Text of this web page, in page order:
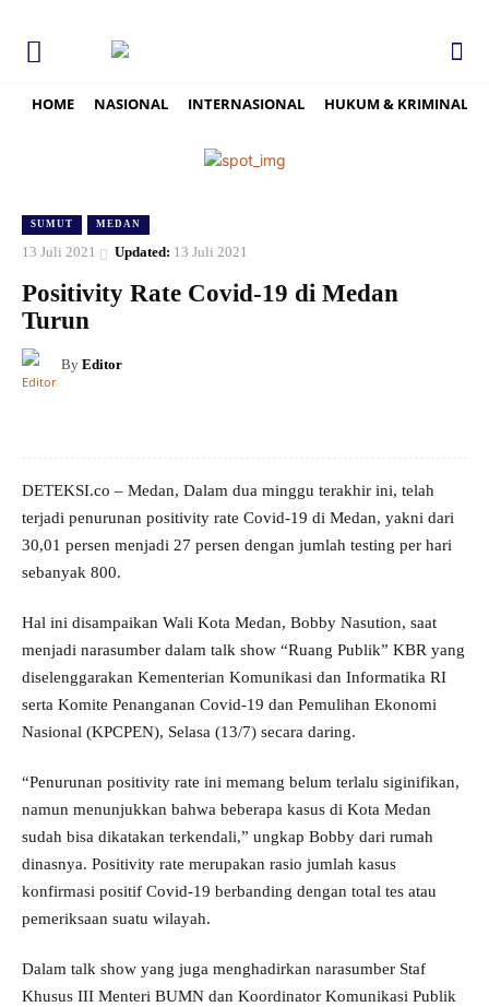
HOME NASIONAL INTERNASIONAL HUKUM & KRIMINAL
SUMUT MEDAN
13 Juli 2021 Updated: 13 Juli 2021
Positivity Rate Covid-19 di Medan
Turun
By Editor
DETEKSI.co – Medan, Dalam dua minggu terakhir ini, telah
terjadi penurunan positivity rate Covid-19 di Medan, yakni dari
30,01 persen menjadi 27 persen dengan jumlah testing per hari
sebanyak 800.
Hal ini disampaikan Wali Kota Medan, Bobby Nasution, saat
menjadi narasumber dalam talk show “Ruang Publik” KBR yang
diselenggarakan Kementerian Komunikasi dan Informatika RI
serta Komite Penanganan Covid-19 dan Pemulihan Ekonomi
Nasional (KPCPEN), Selasa (13/7) secara daring.
“Penurunan positivity rate ini memang belum terlalu siginifikan,
namun menunjukkan bahwa beberapa kasus di Kota Medan
sudah bisa dikatakan terkendali,” ungkap Bobby dari rumah
dinasnya. Positivity rate merupakan rasio jumlah kasus
konfirmasi positif Covid-19 berbanding dengan total tes atau
pemeriksaan suatu wilayah.
Dalam talk show yang juga menghadirkan narasumber Staf
Khusus III Menteri BUMN dan Koordinator Komunikasi Publik